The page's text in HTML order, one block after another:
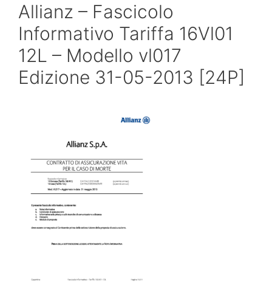
Allianz – Fascicolo
Informativo Tariffa 16Vl01
12L – Modello vl017
Edizione 31-05-2013 [24P]